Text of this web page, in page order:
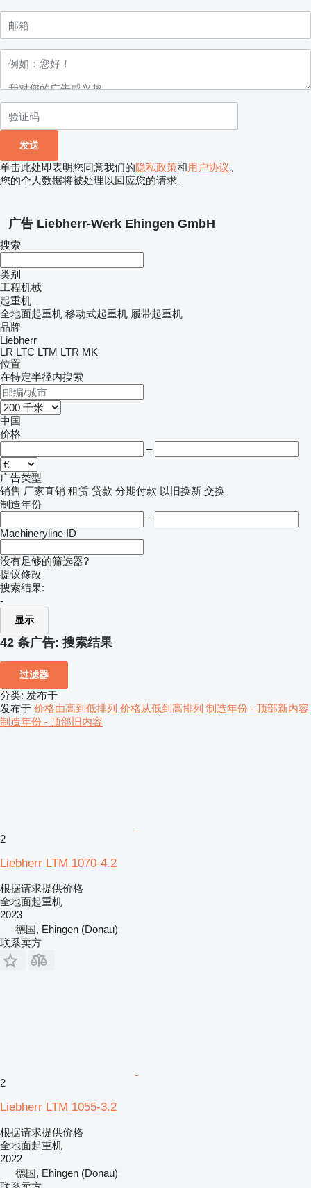
单击此处即表明您同意我们的隐私政策和用户协议。
您的个人数据将被处理以回应您的请求。
广告 Liebherr-Werk Ehingen GmbH
搜索
类别
工程机械
起重机
全地面起重机 移动式起重机 履带起重机
品牌
Liebherr
LR LTC LTM LTR MK
位置
在特定半径内搜索
中国
价格
–
广告类型
销售 厂家直销 租赁 贷款 分期付款 以旧换新 交换
制造年份
–
Machineryline ID
没有足够的筛选器?
提议修改
搜索结果:
-
显示
42 条广告: 搜索结果
过滤器
分类: 发布于
发布于 价格由高到低排列 价格从低到高排列 制造年份 - 顶部新内容
制造年份 - 顶部旧内容
2
Liebherr LTM 1070-4.2
根据请求提供价格
全地面起重机
2023
德国, Ehingen (Donau)
联系卖方
2
Liebherr LTM 1055-3.2
根据请求提供价格
全地面起重机
2022
德国, Ehingen (Donau)